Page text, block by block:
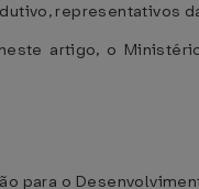
representativos
artigo, o
para o